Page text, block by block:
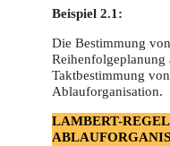
Beispiel 2.1:
Die Bestimmung
Reihenfolgeplanung
Taktbestimmung
Ablauforganisation.
LAMBERT-